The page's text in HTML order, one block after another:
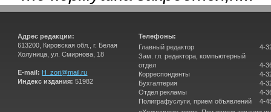
Адрес редакции:
613200, Кировская обл., г. Белая
Холуница, ул. Смирнова, 18
E-mail: H_zori@mail.ru
Индекс издания: 51982
Телефоны:
Главный редактор
Зам. гл. редактора, компьютерный
отдел
Корреспонденты
Бухгалтерия
Отдел рекламы
Полиграфуслуги, прием объявлений
4-
4-
4-
4-
4-
4-